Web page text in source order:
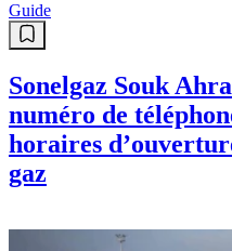
Guide
Sonelgaz Souk
numéro de
horaires
gaz